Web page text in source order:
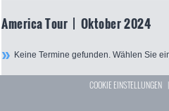
America Tour | Oktober 2024
Keine Termine gefunden. Wählen Sie
COOKIE EINSTELLUNGEN |